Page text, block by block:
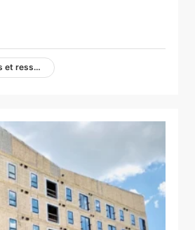
Guides et ressources de conception